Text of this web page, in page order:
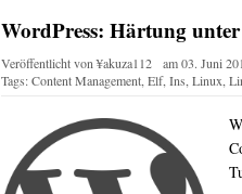
WordPress: Härtung
Veröffentlicht von¥akuza112 am03. Juni
Tags:Content Management,Elf,Ins,Linux,